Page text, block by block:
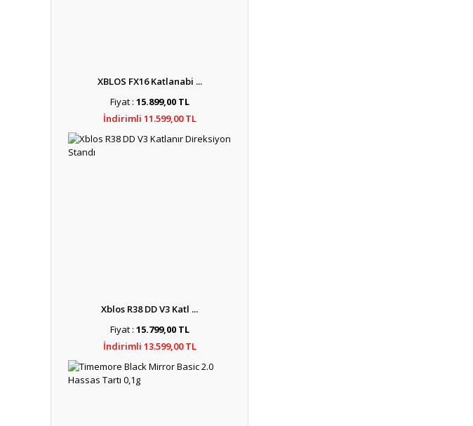
XBLOS FX16 Katlanabi ...
Fiyat : 15.899,00 TL
İndirimli 11.599,00 TL
Xblos R38 DD V3 Katl ...
Fiyat : 15.799,00 TL
İndirimli 13.599,00 TL